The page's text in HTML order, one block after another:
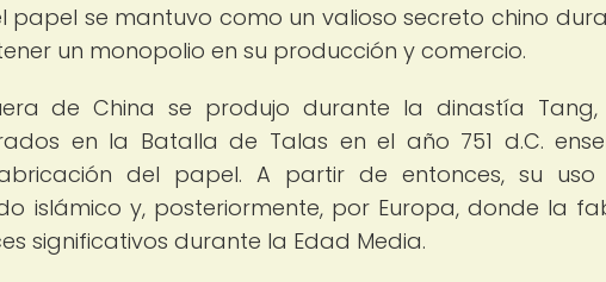
papel se mantuvo como un valioso secreto chino
un monopolio en su producción y comercio.
de China se produjo durante la dinastía
en la Batalla de Talas en el año 751 d.C.
del papel. A partir de entonces, su uso
islámico y, posteriormente, por Europa, donde la
significativos durante la Edad Media.